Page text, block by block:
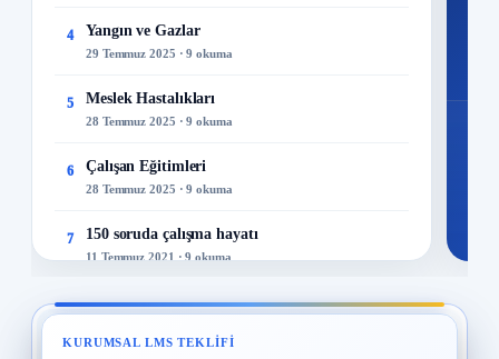
4 Yangın ve Gazlar
29 Temmuz 2025 · 9 okuma
5 Meslek Hastalıkları
28 Temmuz 2025 · 9 okuma
6 Çalışan Eğitimleri
28 Temmuz 2025 · 9 okuma
7 150 soruda çalışma hayatı
11 Temmuz 2021 · 9 okuma
8 İş Güvenliği Tarihi
KURUMSAL LMS TEKLIFI